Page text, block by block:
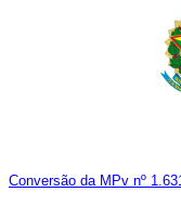
Conversão da MPv nº